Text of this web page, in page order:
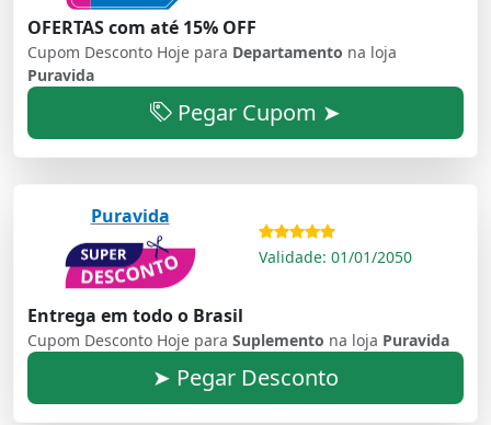
OFERTAS com até 15% OFF
Cupom Desconto Hoje para Departamento na loja
Puravida
Pegar Cupom ➤
Puravida
Validade: 01/01/2050
Entrega em todo o Brasil
Cupom Desconto Hoje para Suplemento na loja Puravida
➤ Pegar Desconto